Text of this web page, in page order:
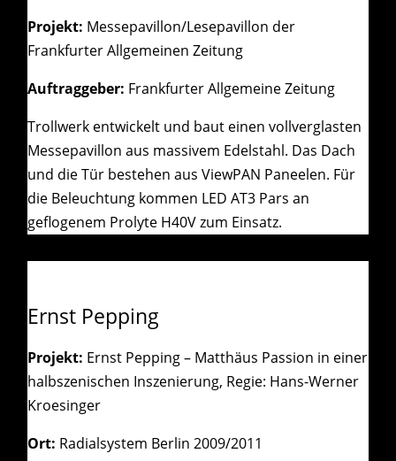
Projekt: Messepavillon/Lesepavillon der
Frankfurter Allgemeinen Zeitung
Auftraggeber: Frankfurter Allgemeine Zeitung
Trollwerk entwickelt und baut einen vollverglasten
Messepavillon aus massivem Edelstahl. Das Dach
und die Tür bestehen aus ViewPAN Paneelen. Für
die Beleuchtung kommen LED AT3 Pars an
geflogenem Prolyte H40V zum Einsatz.
Ernst Pepping
Projekt: Ernst Pepping – Matthäus Passion in einer
halbszenischen Inszenierung, Regie: Hans-Werner
Kroesinger
Ort: Radialsystem Berlin 2009/2011